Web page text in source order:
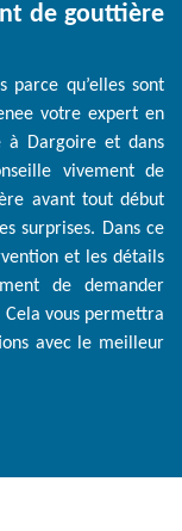
de gouttière
parce qu’elles sont
votre expert en
à Dargoire et dans
vivement de
avant tout début
surprises. Dans ce
et les détails
de demander
Cela vous permettra
avec le meilleur